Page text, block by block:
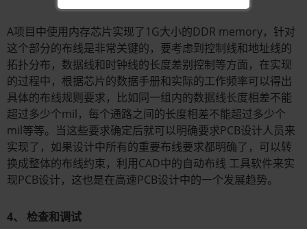
A项目中使用内存芯片实现了1G大小的DDR memory，针对
这个部分的布线是非常关键的，要考虑到控制线和地址线的
拓扑分布，数据线和时钟线的长度差别控制等方面，在实现
的过程中，根据芯片的数据手册和实际的工作频率可以得出
具体的布线规则要求，比如同一组内的数据线长度相差不能
超过多少个mil，每个通路之间的长度相差不能超过多少个
mil等等。当这些要求确定后就可以明确要求PCB设计人员来
实现了，如果设计中所有的重要布线要求都明确了，可以转
换成整体的布线约束，利用CAD中的自动布线 工具软件来实
现PCB设计，这也是在高速PCB设计中的一个发展趋势。
4、 检查和调试